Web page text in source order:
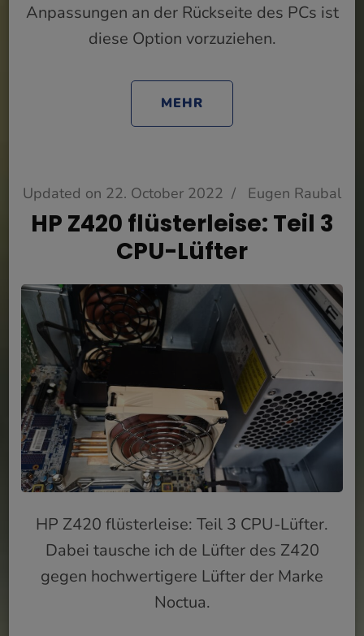
Anpassungen an der Rückseite des PCs ist
diese Option vorzuziehen.
MEHR
Updated on 22. October 2022 / Eugen Raubal
HP Z420 flüsterleise: Teil 3
CPU-Lüfter
HP Z420 flüsterleise: Teil 3 CPU-Lüfter.
Dabei tausche ich de Lüfter des Z420
gegen hochwertigere Lüfter der Marke
Noctua.